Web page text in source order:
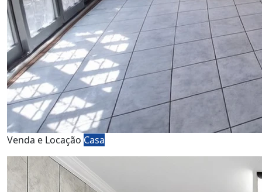
Venda e Locação Casa